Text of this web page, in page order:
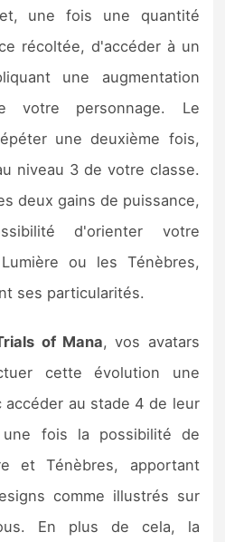
une fois une quantité
récoltée, d'accéder à un
une augmentation
votre personnage. Le
une deuxième fois,
niveau 3 de votre classe.
deux gains de puissance,
d'orienter votre
ou les Ténèbres,
ses particularités.
of Mana, vos avatars
cette évolution une
au stade 4 de leur
fois la possibilité de
et Ténèbres, apportant
comme illustrés sur
En plus de cela, la